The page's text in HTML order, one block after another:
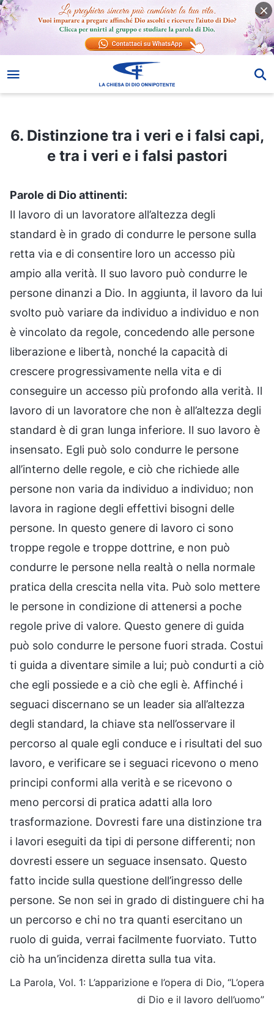
6. Distinzione tra i veri e i falsi capi,
e tra i veri e i falsi pastori
Parole di Dio attinenti:
Il lavoro di un lavoratore all’altezza degli
standard è in grado di condurre le persone sulla
retta via e di consentire loro un accesso più
ampio alla verità. Il suo lavoro può condurre le
persone dinanzi a Dio. In aggiunta, il lavoro da lui
svolto può variare da individuo a individuo e non
è vincolato da regole, concedendo alle persone
liberazione e libertà, nonché la capacità di
crescere progressivamente nella vita e di
conseguire un accesso più profondo alla verità. Il
lavoro di un lavoratore che non è all’altezza degli
standard è di gran lunga inferiore. Il suo lavoro è
insensato. Egli può solo condurre le persone
all’interno delle regole, e ciò che richiede alle
persone non varia da individuo a individuo; non
lavora in ragione degli effettivi bisogni delle
persone. In questo genere di lavoro ci sono
troppe regole e troppe dottrine, e non può
condurre le persone nella realtà o nella normale
pratica della crescita nella vita. Può solo mettere
le persone in condizione di attenersi a poche
regole prive di valore. Questo genere di guida
può solo condurre le persone fuori strada. Costui
ti guida a diventare simile a lui; può condurti a ciò
che egli possiede e a ciò che egli è. Affinché i
seguaci discernano se un leader sia all’altezza
degli standard, la chiave sta nell’osservare il
percorso al quale egli conduce e i risultati del suo
lavoro, e verificare se i seguaci ricevono o meno
principi conformi alla verità e se ricevono o
meno percorsi di pratica adatti alla loro
trasformazione. Dovresti fare una distinzione tra
i lavori eseguiti da tipi di persone differenti; non
dovresti essere un seguace insensato. Questo
fatto incide sulla questione dell’ingresso delle
persone. Se non sei in grado di distinguere chi ha
un percorso e chi no tra quanti esercitano un
ruolo di guida, verrai facilmente fuorviato. Tutto
ciò ha un’incidenza diretta sulla tua vita.
La Parola, Vol. 1: L’apparizione e l’opera di Dio, “L’opera
di Dio e il lavoro dell’uomo”